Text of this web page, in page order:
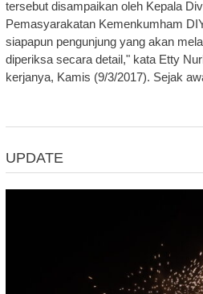
tersebut disampaikan oleh Kepala
Pemasyarakatan Kemenkumham
siapapun pengunjung yang akan
diperiksa secara detail," kata Etty
kerjanya, Kamis (9/3/2017). Sejak
UPDATE